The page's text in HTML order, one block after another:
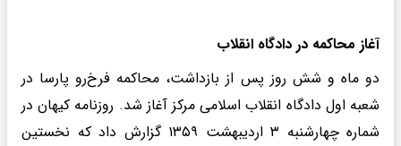
آغاز محاکمه در دادگاه انقلاب
دو ماه و شش روز پس از بازداشت، محاکمه فرخ‌رو پارسا در
شعبه اول دادگاه انقلاب اسلامی مرکز آغاز شد. روزنامه کیهان در
شماره چهارشنبه ۳ اردیبهشت ۱۳۵۹ گزارش داد که نخستین